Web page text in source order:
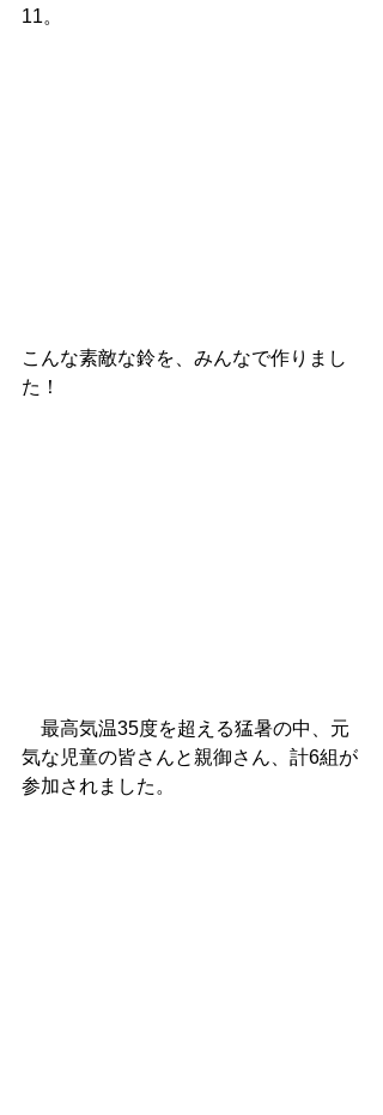
11。
こんな素敵な鈴を、みんなで作りまし
た！
最高気温35度を超える猛暑の中、元
気な児童の皆さんと親御さん、計6組が
参加されました。